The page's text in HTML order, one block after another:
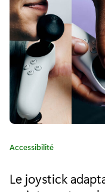
e
C
é
Accessibilité
Le joystick